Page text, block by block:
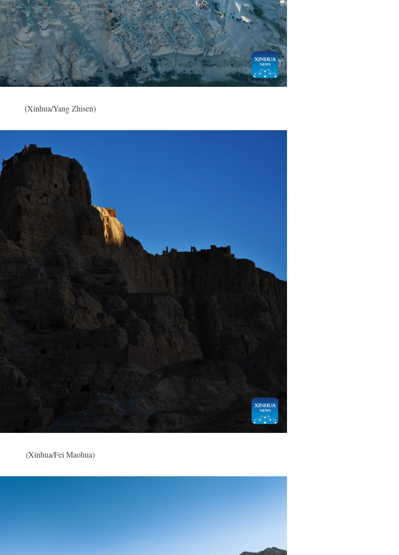
(Xinhua/Yang Zhisen)
(Xinhua/Fei Maohua)